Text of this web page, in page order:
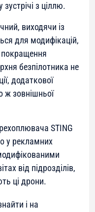
з ціллю.
виходячи із
для модифікацій,
покращення
безпілотника не
додаткової
ж зовнішньої
STING
у рекламних
від підрозділів,
ці дрони.
і на